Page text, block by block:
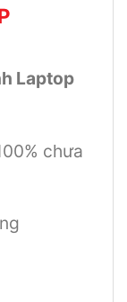
Laptop
chưa